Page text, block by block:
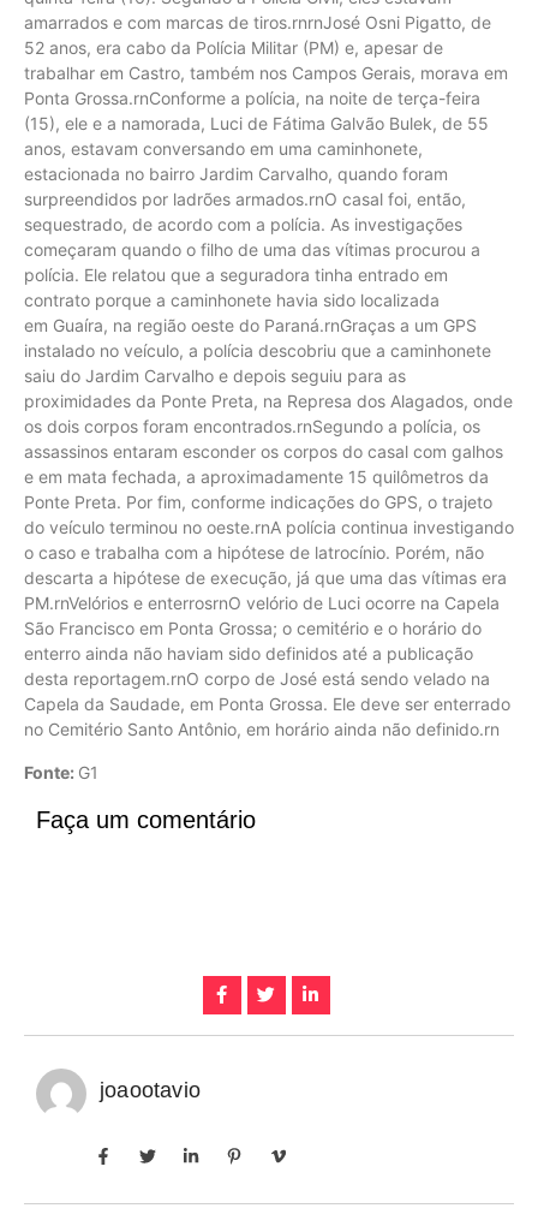
amarrados e com marcas de tiros.rnrnJosé Osni Pigatto, de
52 anos, era cabo da Polícia Militar (PM) e, apesar de
trabalhar em Castro, também nos Campos Gerais, morava em
Ponta Grossa.rnConforme a polícia, na noite de terça-feira
(15), ele e a namorada, Luci de Fátima Galvão Bulek, de 55
anos, estavam conversando em uma caminhonete,
estacionada no bairro Jardim Carvalho, quando foram
surpreendidos por ladrões armados.rnO casal foi, então,
sequestrado, de acordo com a polícia. As investigações
começaram quando o filho de uma das vítimas procurou a
polícia. Ele relatou que a seguradora tinha entrado em
contrato porque a caminhonete havia sido localizada
em Guaíra, na região oeste do Paraná.rnGraças a um GPS
instalado no veículo, a polícia descobriu que a caminhonete
saiu do Jardim Carvalho e depois seguiu para as
proximidades da Ponte Preta, na Represa dos Alagados, onde
os dois corpos foram encontrados.rnSegundo a polícia, os
assassinos entaram esconder os corpos do casal com galhos
e em mata fechada, a aproximadamente 15 quilômetros da
Ponte Preta. Por fim, conforme indicações do GPS, o trajeto
do veículo terminou no oeste.rnA polícia continua investigando
o caso e trabalha com a hipótese de latrocínio. Porém, não
descarta a hipótese de execução, já que uma das vítimas era
PM.rnVelórios e enterrosrnO velório de Luci ocorre na Capela
São Francisco em Ponta Grossa; o cemitério e o horário do
enterro ainda não haviam sido definidos até a publicação
desta reportagem.rnO corpo de José está sendo velado na
Capela da Saudade, em Ponta Grossa. Ele deve ser enterrado
no Cemitério Santo Antônio, em horário ainda não definido.rn
Fonte: G1
Faça um comentário
joaootavio